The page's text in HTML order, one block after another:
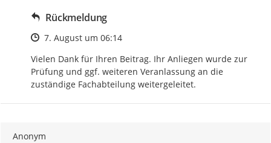
Rückmeldung
Zeitpunkt des Erstellens
7. August um 06:14
Vielen Dank für Ihren Beitrag. Ihr Anliegen wurde zur
Prüfung und ggf. weiteren Veranlassung an die
zuständige Fachabteilung weitergeleitet.
Anonym